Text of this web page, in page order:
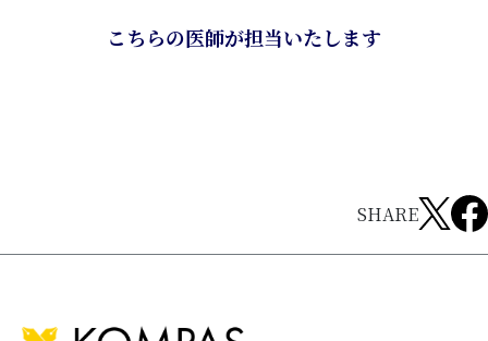
こちらの医師が担当いたします
SHARE